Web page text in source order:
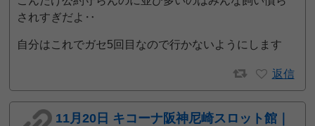
されすぎだよ‥
自分はこれでガセ5回目なので行かないようにします
返信
11月20日 キコーナ阪神尼崎スロット館｜